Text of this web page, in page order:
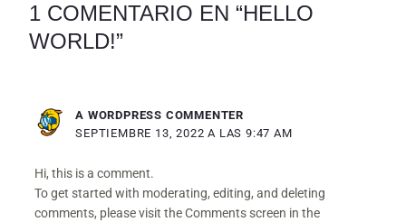
1 COMENTARIO EN “HELLO
WORLD!”
A WORDPRESS COMMENTER
SEPTIEMBRE 13, 2022 A LAS 9:47 AM
Hi, this is a comment.
To get started with moderating, editing, and deleting
comments, please visit the Comments screen in the